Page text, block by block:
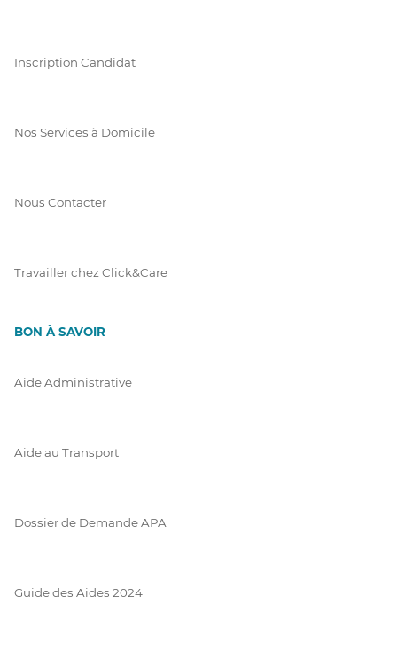
Inscription Candidat
Nos Services à Domicile
Nous Contacter
Travailler chez Click&Care
BON À SAVOIR
Aide Administrative
Aide au Transport
Dossier de Demande APA
Guide des Aides 2024